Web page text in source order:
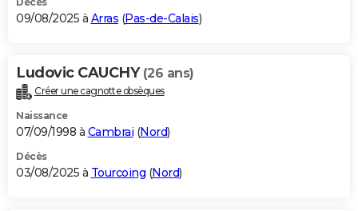
09/08/2025 à Arras (Pas-de-Calais)
Ludovic CAUCHY (26 ans)
Créer une cagnotte obsèques
Naissance
07/09/1998 à Cambrai (Nord)
Décès
03/08/2025 à Tourcoing (Nord)